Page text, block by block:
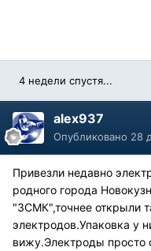
4 недели спустя...
alex937
Опубликовано 28
Привезли недавно
родного города
"ЗСМК",точнее открыли
электродов.Упаковка у
вижу.Электроды просто